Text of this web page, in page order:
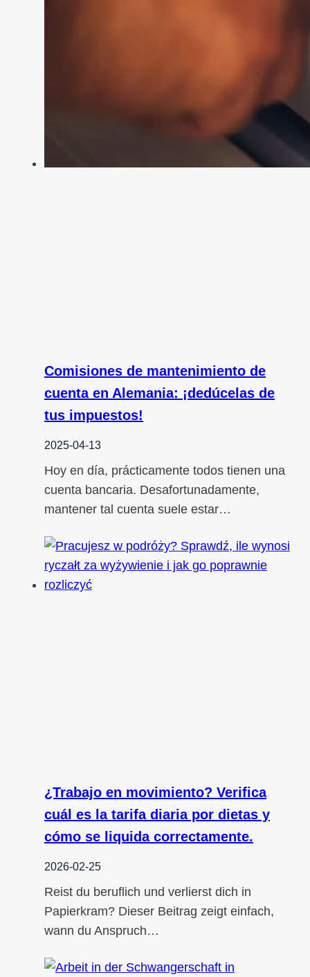
Comisiones de mantenimiento de
cuenta en Alemania: ¡dedúcelas de
tus impuestos!
2025-04-13
Hoy en día, prácticamente todos tienen una
cuenta bancaria. Desafortunadamente,
mantener tal cuenta suele estar…
¿Trabajo en movimiento? Verifica
cuál es la tarifa diaria por dietas y
cómo se liquida correctamente.
2026-02-25
Reist du beruflich und verlierst dich in
Papierkram? Dieser Beitrag zeigt einfach,
wann du Anspruch…